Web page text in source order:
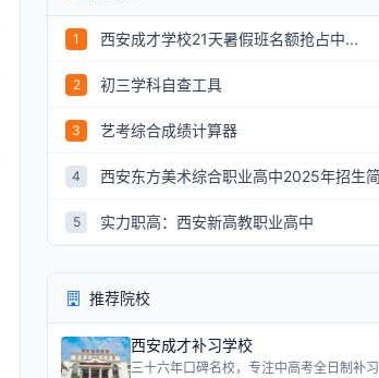
1 西安成才学校21天暑假班名额抢占中...
2 初三学科自查工具
3 艺考综合成绩计算器
4
5 实力职高：西安新高教职业高中
推荐院校
西安成才补习学校
三十六年口碑名校，专注中高考全日制补习